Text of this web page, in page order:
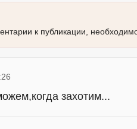
к публикации,
захотим...